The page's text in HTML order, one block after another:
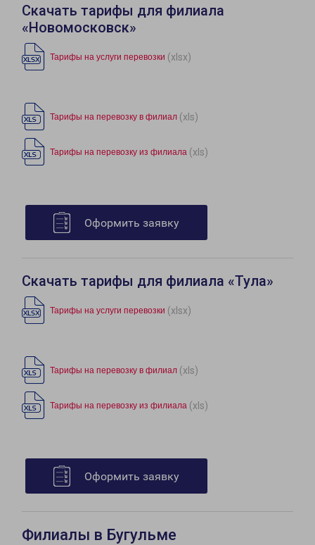
Скачать тарифы для филиала
«Новомосковск»
Тарифы на услуги перевозки (xlsx)
Тарифы на перевозку в филиал (xls)
Тарифы на перевозку из филиала (xls)
Оформить заявку
Скачать тарифы для филиала «Тула»
Тарифы на услуги перевозки (xlsx)
Тарифы на перевозку в филиал (xls)
Тарифы на перевозку из филиала (xls)
Оформить заявку
Филиалы в Бугульме